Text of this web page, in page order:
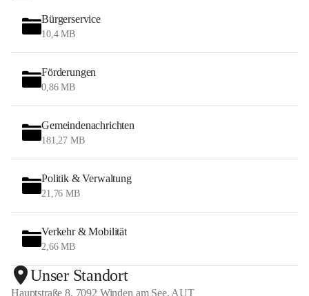
Bürgerservice
10,4 MB
Förderungen
0,86 MB
Gemeindenachrichten
181,27 MB
Politik & Verwaltung
21,76 MB
Verkehr & Mobilität
2,66 MB
Unser Standort
Hauptstraße 8, 7092 Winden am See, AUT